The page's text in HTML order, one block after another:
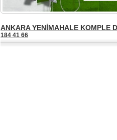
ANKARA YENİMAHALE KOMPLE
184 41 66